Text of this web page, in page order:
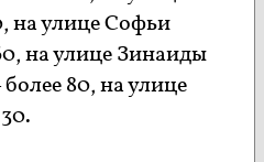
на улице Софьи
на улице Зинаиды
80, на улице